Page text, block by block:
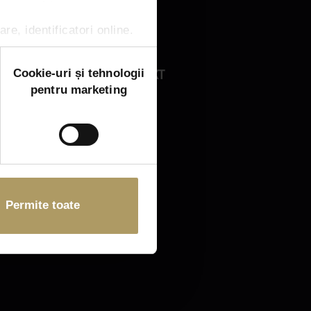
identificatori online.
Cookie-uri și tehnologii
pentru marketing
Permite toate
NEXT